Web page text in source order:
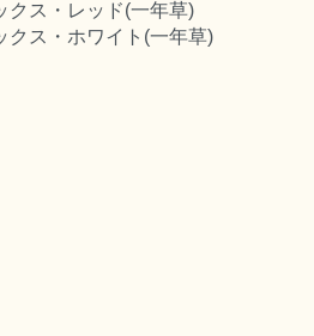
ス・レッド(一年草)
ス・ホワイト(一年草)